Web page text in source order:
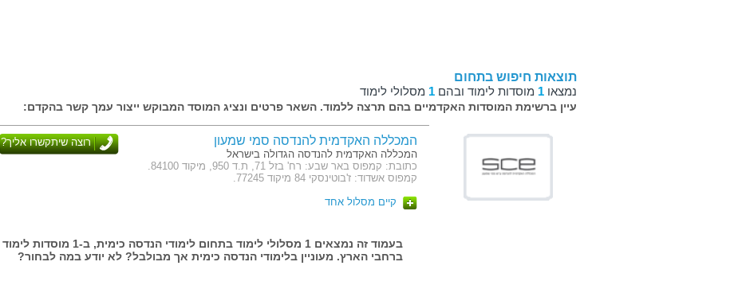
תוצאות חיפוש בתחום
נמצאו 1 מוסדות לימוד ובהם 1 מסלולי לימוד
עיין ברשימת המוסדות האקדמיים בהם תרצה ללמוד. השאר פרטים ונציג המוסד המבוקש ייצור עמך קשר בהקדם:
המכללה האקדמית להנדסה סמי שמעון
המכללה האקדמית להנדסה הגדולה בישראל
כתובת: קמפוס באר שבע: רח' בזל 71, ת.ד 950, מיקוד 84100.
קמפוס אשדוד: ז'בוטינסקי 84 מיקוד 77245.
רוצה שיתקשרו אליך?
קיים מסלול אחד
בעמוד זה נמצאים 1 מסלולי לימוד בתחום לימודי הנדסה כימית, ב-1 מוסדות לימוד
ברחבי הארץ. מעוניין בלימודי הנדסה כימית אך מבולבל? לא יודע במה לבחור?